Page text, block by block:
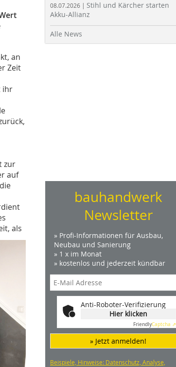
an
Zeit
ihr
zur
auf
als
08.07.2026 | Stihl und Kärcher starten
Akku-Allianz
Alle News
bauhandwerk
Newsletter
» Profi-Informationen für Ausbau,
Neubau und Sanierung
» 1 x im Monat
» kostenlos und jederzeit kündbar
Anti-Roboter-Verifizierung
Hier klicken
FriendlyCaptcha ⇗
» Jetzt anmelden!
Beispiele, Hinweise: Datenschutz, Analyse,